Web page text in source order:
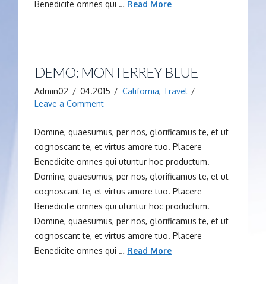
Benedicite omnes qui … Read More
DEMO: MONTERREY BLUE
Admin02 04.2015 California, Travel
Leave a Comment
Domine, quaesumus, per nos, glorificamus te, et ut
cognoscant te, et virtus amore tuo. Placere
Benedicite omnes qui utuntur hoc productum.
Domine, quaesumus, per nos, glorificamus te, et ut
cognoscant te, et virtus amore tuo. Placere
Benedicite omnes qui utuntur hoc productum.
Domine, quaesumus, per nos, glorificamus te, et ut
cognoscant te, et virtus amore tuo. Placere
Benedicite omnes qui … Read More